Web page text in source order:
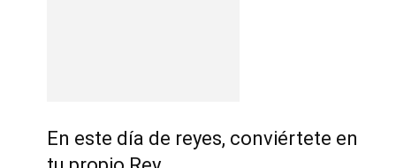
En este día de reyes, conviértete en